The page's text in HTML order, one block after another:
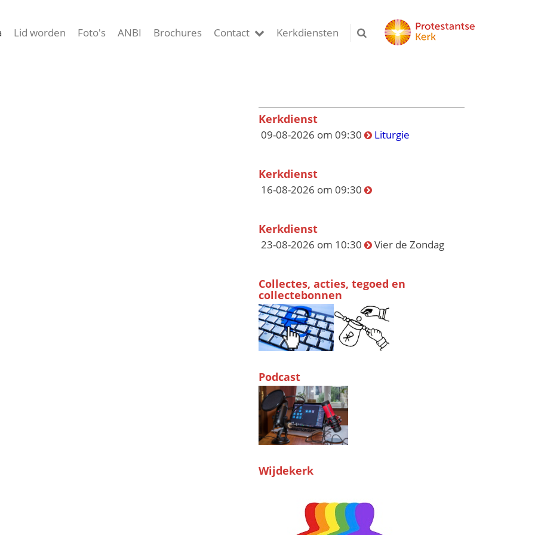
Lid worden Foto's ANBI Brochures Contact Kerkdiensten
Kerkdienst
09-08-2026 om 09:30 Liturgie
Kerkdienst
16-08-2026 om 09:30
Kerkdienst
23-08-2026 om 10:30 Vier de Zondag
Collectes, acties, tegoed en
collectebonnen
Podcast
Wijdekerk